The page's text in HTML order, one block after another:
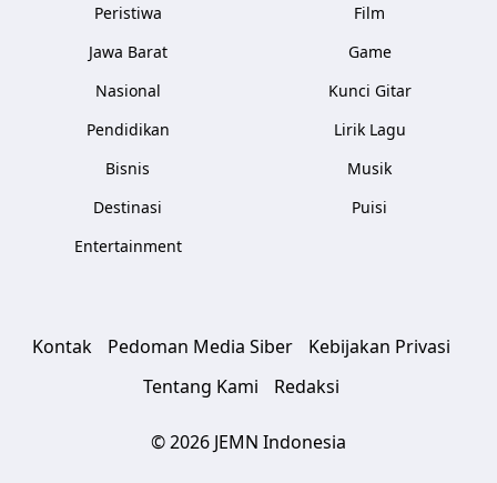
Peristiwa
Jawa Barat
Nasional
Pendidikan
Bisnis
Destinasi
Entertainment
Film
Game
Kunci Gitar
Lirik Lagu
Musik
Puisi
Kontak Pedoman Media Siber
Kebijakan Privasi
Tentang Kami
Redaksi
© 2026 JEMN Indonesia